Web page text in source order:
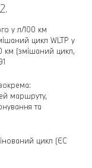
у л/100 км
цикл WLTP у
км (змішаний цикл,
маршруту,
та
цикл (ЄC